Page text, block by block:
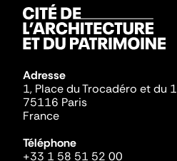
Adresse
1, Place du Trocadéro et du
75116 Paris
France
Téléphone
+33 1 58 51 52 00